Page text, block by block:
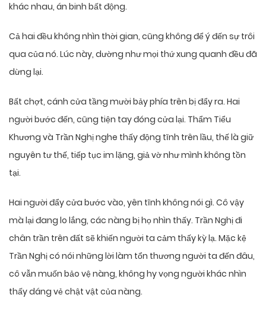
khác nhau, án binh bất động.
Cả hai đều không nhìn thời gian, cũng không để ý đến sự trôi
qua của nó. Lúc này, dường như mọi thứ xung quanh đều đã
dừng lại.
Bất chợt, cánh cửa tầng mười bảy phía trên bị đẩy ra. Hai
người bước đến, cũng tiện tay đóng cửa lại. Thẩm Tiểu
Khương và Trần Nghị nghe thấy động tĩnh trên lầu, thế là giữ
nguyên tư thế, tiếp tục im lặng, giả vờ như mình không tồn
tại.
Hai người đẩy cửa bước vào, yên tĩnh không nói gì. Cô vậy
mà lại đang lo lắng, các nàng bị họ nhìn thấy. Trần Nghị đi
chân trần trên đất sẽ khiến người ta cảm thấy kỳ lạ. Mặc kệ
Trần Nghị có nói những lời làm tổn thương người ta đến đâu,
cô vẫn muốn bảo vệ nàng, không hy vọng người khác nhìn
thấy dáng vẻ chật vật của nàng.